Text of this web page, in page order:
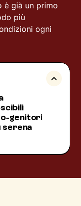
è già un primo
più
ogni
genitori
serena